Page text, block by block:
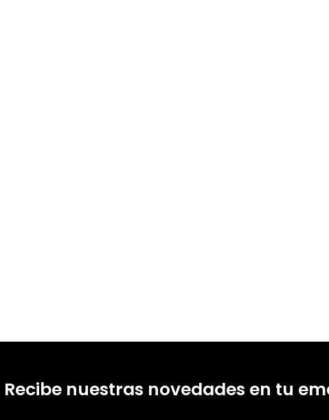
Recibe nuestras novedades en tu